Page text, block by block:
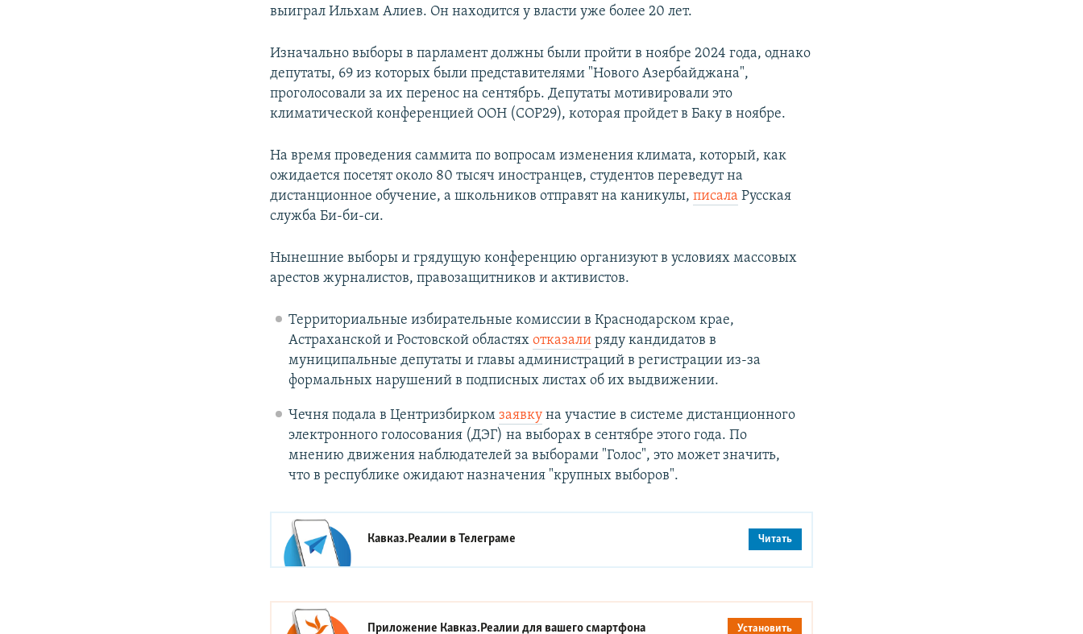
выиграл Ильхам Алиев. Он находится у власти уже более 20 лет.
Изначально выборы в парламент должны были пройти в ноябре 2024 года, однако
депутаты, 69 из которых были представителями "Нового Азербайджана",
проголосовали за их перенос на сентябрь. Депутаты мотивировали это
климатической конференцией ООН (COP29), которая пройдет в Баку в ноябре.
На время проведения саммита по вопросам изменения климата, который, как
ожидается посетят около 80 тысяч иностранцев, студентов переведут на
дистанционное обучение, а школьников отправят на каникулы,писала Русская
служба Би-би-си.
Нынешние выборы и грядущую конференцию организуют в условиях массовых
арестов журналистов, правозащитников и активистов.
Территориальные избирательные комиссии в Краснодарском крае,
Астраханской и Ростовской областях отказалиряду кандидатов в
муниципальные депутаты и главы администраций в регистрации из-за
формальных нарушений в подписных листах об их выдвижении.
Чечня подала в Центризбирком заявкуна участие в системе дистанционного
электронного голосования (ДЭГ) на выборах в сентябре этого года. По
мнению движения наблюдателей за выборами "Голос", это может значить,
что в республике ожидают назначения "крупных выборов".
Кавказ.Реалии вТелеграме Читать
Приложение Кавказ.Реалии для вашего смартфона Установить